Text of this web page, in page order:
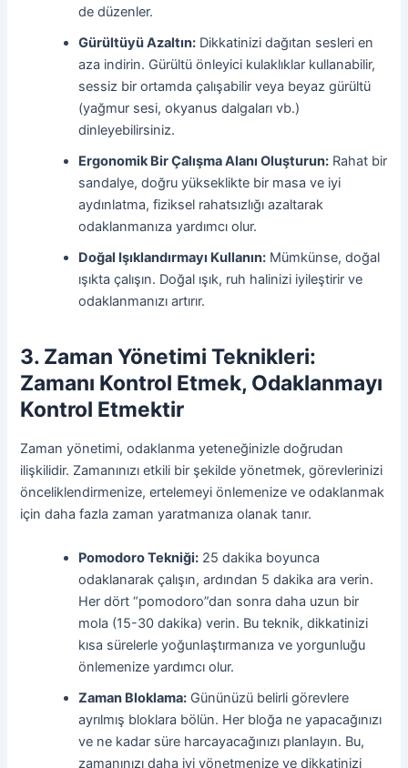
de düzenler.
Gürültüyü Azaltın: Dikkatinizi dağıtan sesleri en
aza indirin. Gürültü önleyici kulaklıklar kullanabilir,
sessiz bir ortamda çalışabilir veya beyaz gürültü
(yağmur sesi, okyanus dalgaları vb.)
dinleyebilirsiniz.
Ergonomik Bir Çalışma Alanı Oluşturun: Rahat bir
sandalye, doğru yükseklikte bir masa ve iyi
aydınlatma, fiziksel rahatsızlığı azaltarak
odaklanmanıza yardımcı olur.
Doğal Işıklandırmayı Kullanın: Mümkünse, doğal
ışıkta çalışın. Doğal ışık, ruh halinizi iyileştirir ve
odaklanmanızı artırır.
3. Zaman Yönetimi Teknikleri:
Zamanı Kontrol Etmek, Odaklanmayı
Kontrol Etmektir
Zaman yönetimi, odaklanma yeteneğinizle doğrudan
ilişkilidir. Zamanınızı etkili bir şekilde yönetmek, görevlerinizi
önceliklendirmenize, ertelemeyi önlemenize ve odaklanmak
için daha fazla zaman yaratmanıza olanak tanır.
Pomodoro Tekniği: 25 dakika boyunca
odaklanarak çalışın, ardından 5 dakika ara verin.
Her dört “pomodoro”dan sonra daha uzun bir
mola (15-30 dakika) verin. Bu teknik, dikkatinizi
kısa sürelerle yoğunlaştırmanıza ve yorgunluğu
önlemenize yardımcı olur.
Zaman Bloklama: Gününüzü belirli görevlere
ayrılmış bloklara bölün. Her bloğa ne yapacağınızı
ve ne kadar süre harcayacağınızı planlayın. Bu,
zamanınızı daha iyi yönetmenize ve dikkatinizi